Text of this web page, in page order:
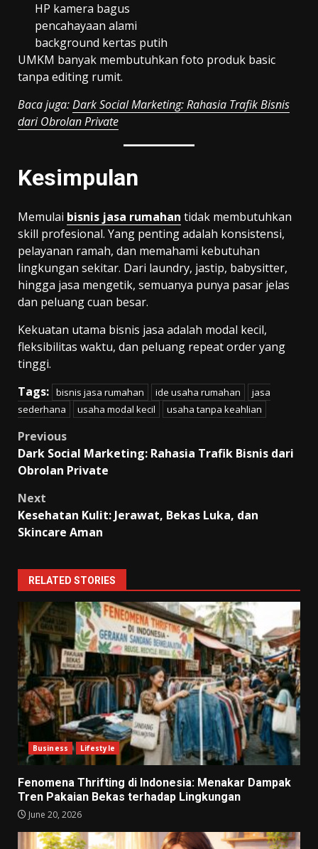
HP kamera bagus
pencahayaan alami
background kertas putih
UMKM banyak membutuhkan foto produk basic
tanpa editing rumit.
Baca juga:Dark Social Marketing: Rahasia Trafik Bisnis
dari Obrolan Private
Kesimpulan
Memulai bisnis jasa rumahan tidak membutuhkan
skill profesional. Yang penting adalah konsistensi,
pelayanan ramah, dan memahami kebutuhan
lingkungan sekitar. Dari laundry, jastip, babysitter,
hingga jasa mengetik, semuanya punya pasar jelas
dan peluang cuan besar.
Kekuatan utama bisnis jasa adalah modal kecil,
fleksibilitas waktu, dan peluang repeat order yang
tinggi.
Tags: bisnis jasa rumahan ide usaha rumahan
jasa
sederhana
usaha modal kecil usaha tanpa keahlian
Post
navigation
Previous
Dark Social Marketing: Rahasia Trafik Bisnis dari
Obrolan Private
Next
Kesehatan Kulit: Jerawat, Bekas Luka, dan
Skincare Aman
RELATED STORIES
Business Lifestyle
Fenomena Thrifting di Indonesia: Menakar Dampak
Tren Pakaian Bekas terhadap Lingkungan
June 20, 2026